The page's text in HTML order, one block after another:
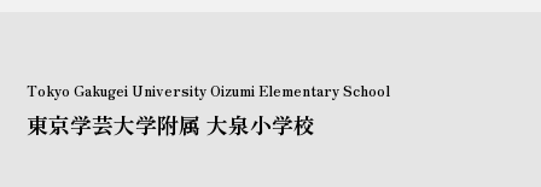
Tokyo Gakugei University Oizumi Elementary School
東京学芸大学附属 大泉小学校